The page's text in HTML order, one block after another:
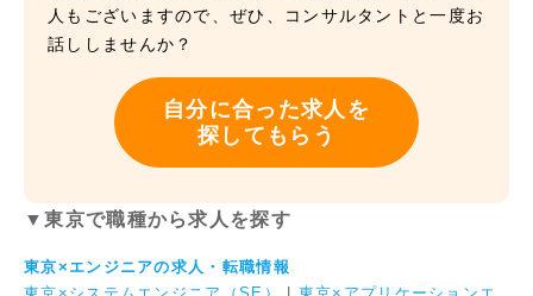
人もございますので、ぜひ、コンサルタントと一度お
話ししませんか？
自分に合った求人を
探してもらう
▼東京で職種から求人を探す
東京×エンジニアの求人・転職情報